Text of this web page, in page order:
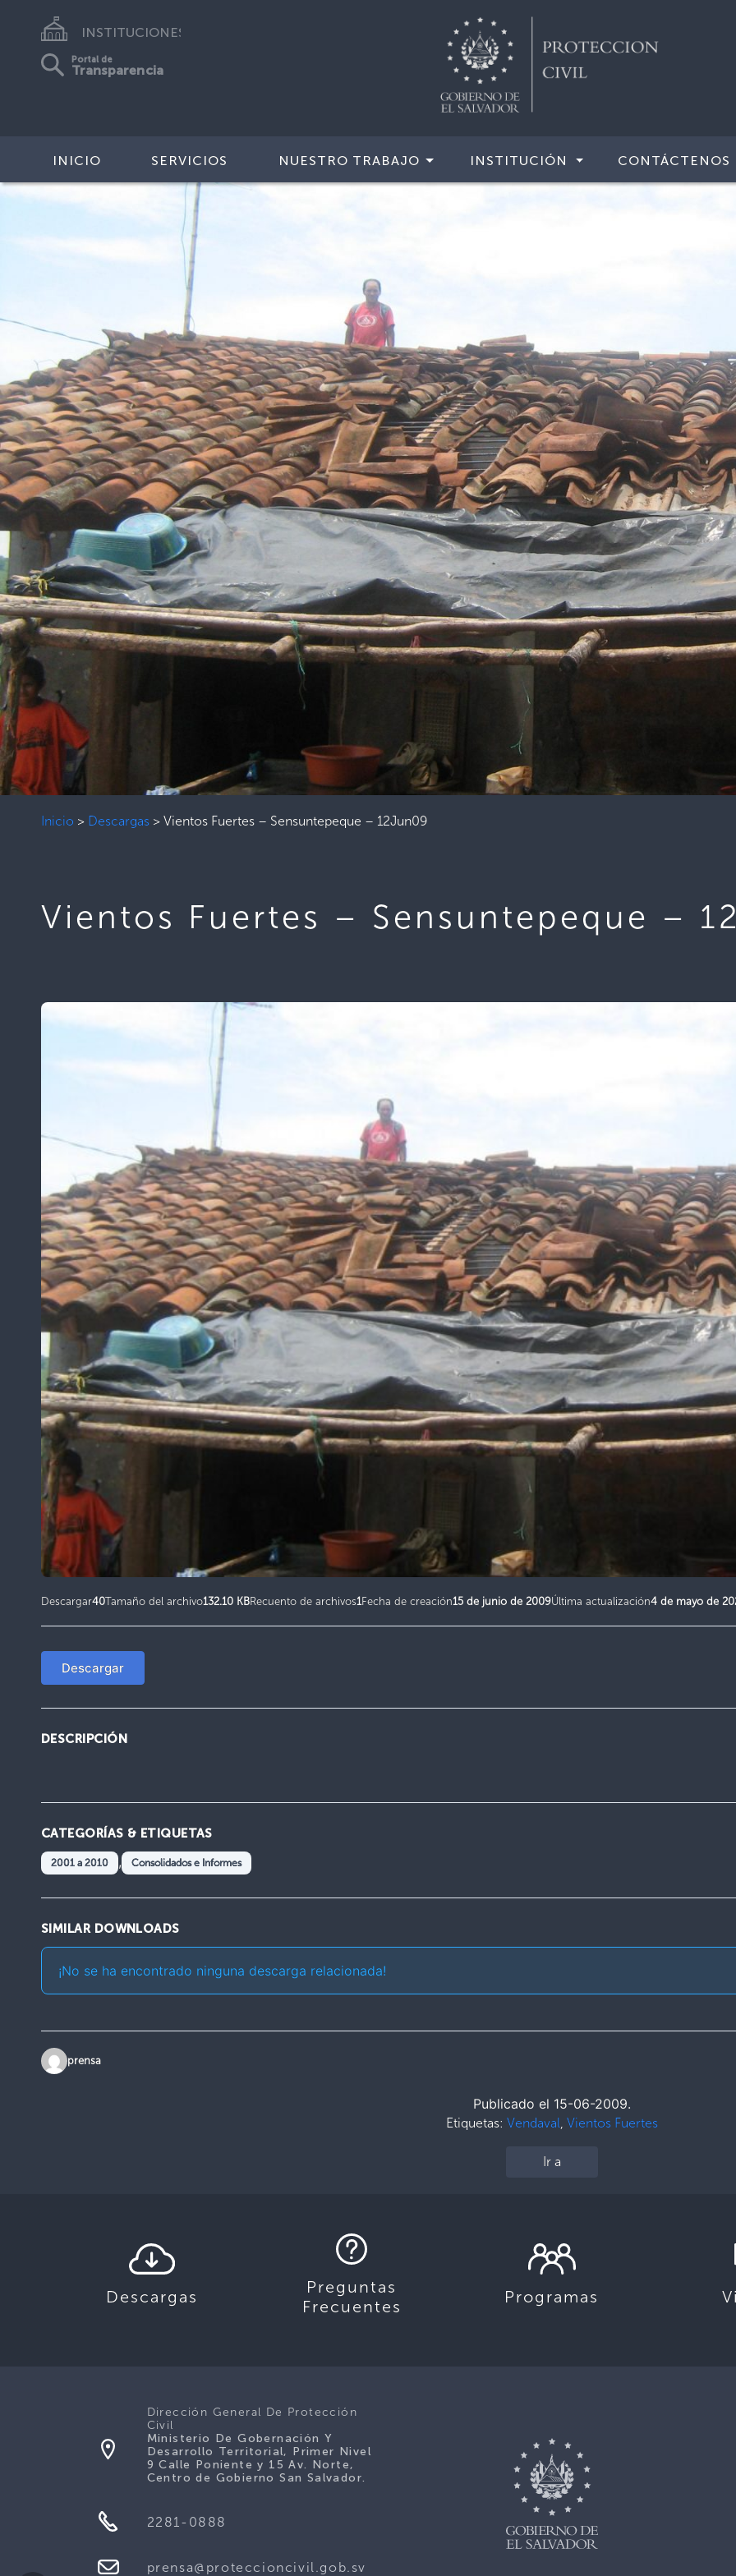
INSTITUCIONES
Portal de
Transparencia
INICIO SERVICIOS NUESTRO TRABAJO INSTITUCIÓN CONTÁCTENOS
Inicio > Descargas > Vientos Fuertes – Sensuntepeque – 12Jun09
Vientos Fuertes – Sensuntepeque –
Descargar40Tamaño del archivo132.10 KBRecuento de archivos1Fecha de creación15 de junio de 2009Última actualización4 de mayo de
Descargar
DESCRIPCIÓN
CATEGORÍAS & ETIQUETAS
2001 a 2010 , Consolidados e Informes
SIMILAR DOWNLOADS
¡No se ha encontrado ninguna descarga relacionada!
prensa
Publicado el 15-06-2009.
Etiquetas: Vendaval Vientos Fuertes
Ir a
Descargas
Preguntas
Frecuentes
Programas
Dirección General De Protección
Civil
Ministerio De Gobernación Y
Desarrollo Territorial, Primer Nivel
9 Calle Poniente y 15 Av. Norte,
Centro de Gobierno San Salvador.
2281-0888
prensa@proteccioncivil.gob.sv